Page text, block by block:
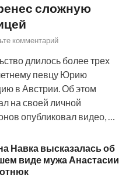
сложную
комментарий
длилось более трех
певцу Юрию
в Австрии. Об этом
на своей личной
опубликовал видео, …
Навка высказалась об
виде мужа Анастасии